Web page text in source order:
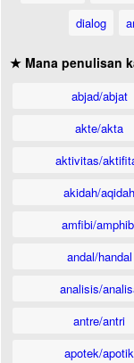
dialog
★ Mana penulisan
abjad/abjat
akte/akta
aktivitas/
akidah/aqidah
amfibi/
andal/handal
analisis/
antre/antri
apotek/apotik